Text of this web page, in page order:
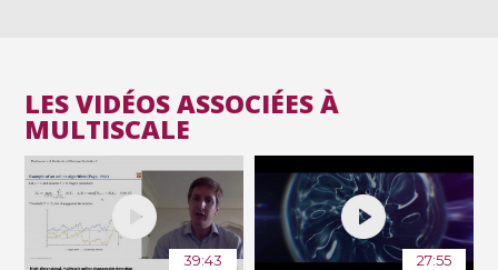
LES VIDÉOS ASSOCIÉES À
MULTISCALE
39:43 27:55